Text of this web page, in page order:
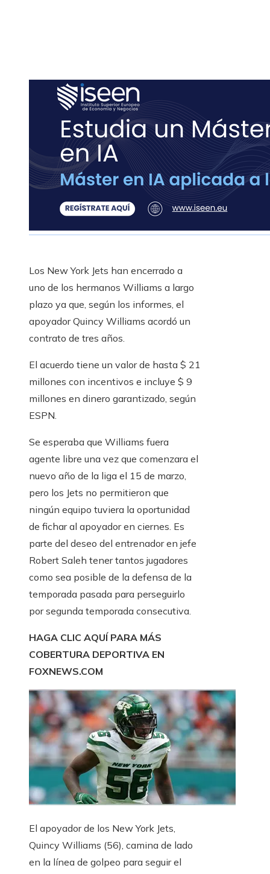
Los New York Jets han encerrado a
uno de los hermanos Williams a largo
plazo ya que, según los informes, el
apoyador Quincy Williams acordó un
contrato de tres años.
El acuerdo tiene un valor de hasta $ 21
millones con incentivos e incluye $ 9
millones en dinero garantizado, según
ESPN.
Se esperaba que Williams fuera
agente libre una vez que comenzara el
nuevo año de la liga el 15 de marzo,
pero los Jets no permitieron que
ningún equipo tuviera la oportunidad
de fichar al apoyador en ciernes. Es
parte del deseo del entrenador en jefe
Robert Saleh tener tantos jugadores
como sea posible de la defensa de la
temporada pasada para perseguirlo
por segunda temporada consecutiva.
HAGA CLIC AQUÍ PARA MÁS
COBERTURA DEPORTIVA EN
FOXNEWS.COM
El apoyador de los New York Jets,
Quincy Williams (56), camina de lado
en la línea de golpeo para seguir el